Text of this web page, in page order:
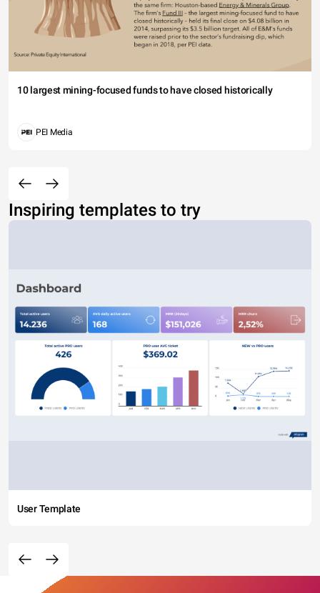
10 largest mining-focused funds to have closed historically
PEI Media
Inspiring templates to try
User Template